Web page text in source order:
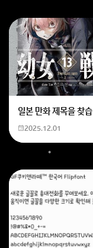
거짓말할 순
나중에 알게
더욱 실망하
일본 만화 제목을 찾
2025.12.01